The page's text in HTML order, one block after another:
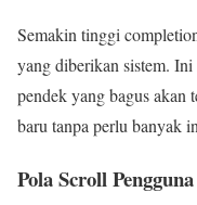
Semakin tinggi
yang diberikan sistem.
pendek yang bagus akan
baru tanpa perlu banyak
Pola Scroll